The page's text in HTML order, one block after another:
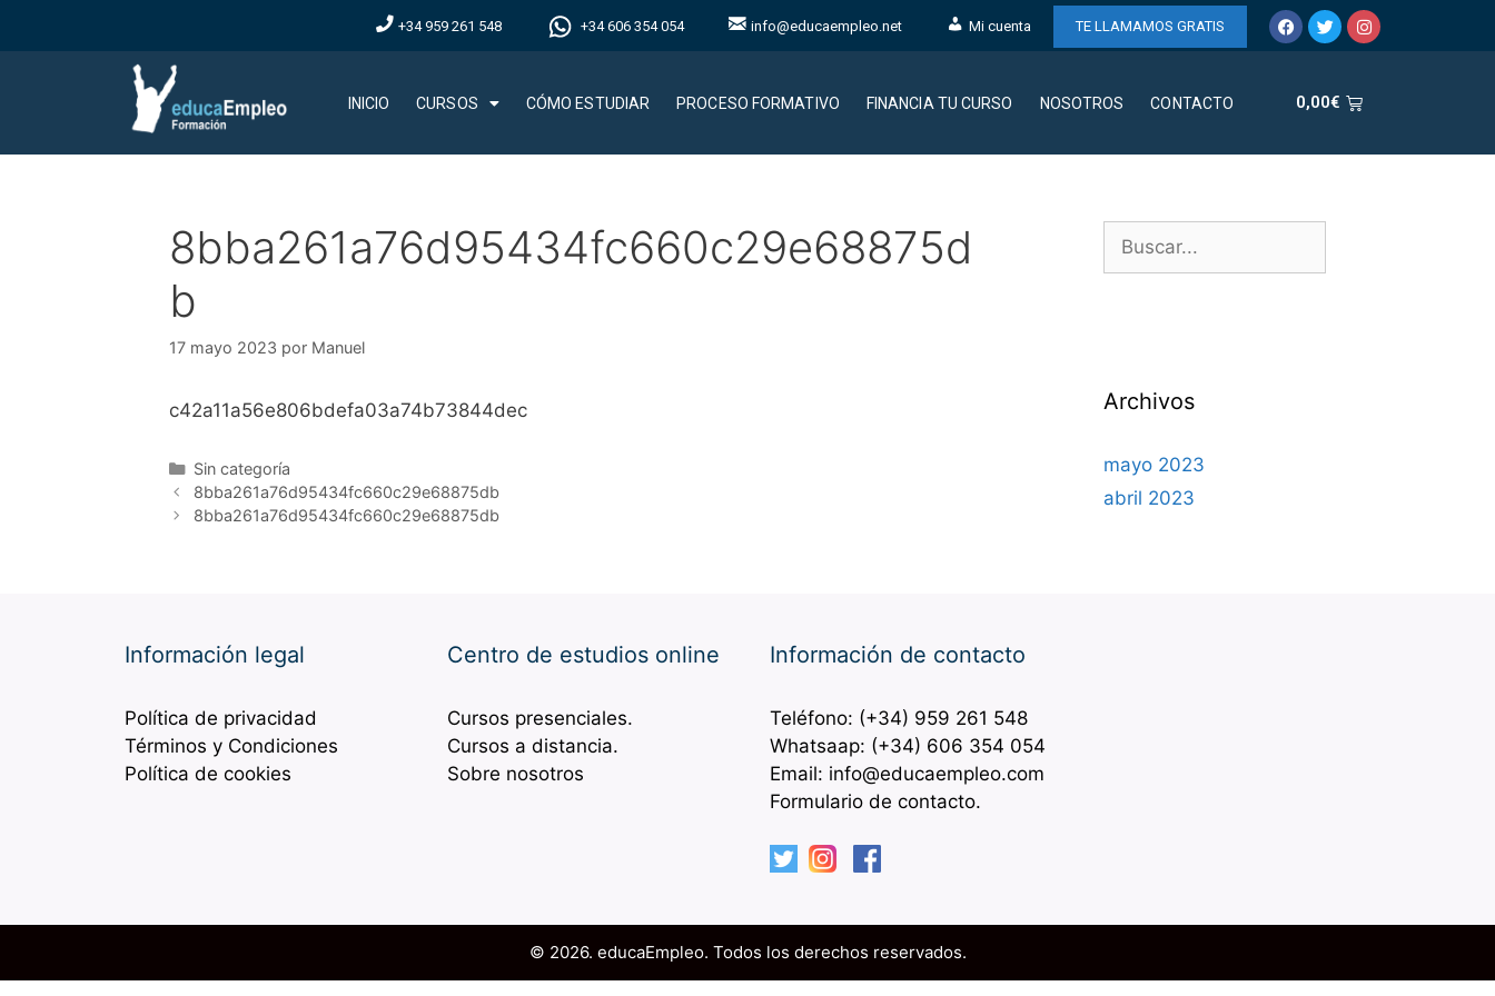
+34 959 261 548 +34 606 354 054 info@educaempleo.net Mi cuenta TE LLAMAMOS GRATIS
INICIO CURSOS CÓMO ESTUDIAR PROCESO FORMATIVO FINANCIA TU CURSO NOSOTROS CONTACTO 0,00€
8bba261a76d95434fc660c29e68875d
b
17 mayo 2023 por Manuel
c42a11a56e806bdefa03a74b73844dec
Sin categoría
8bba261a76d95434fc660c29e68875db
8bba261a76d95434fc660c29e68875db
Archivos
mayo 2023
abril 2023
Información legal
Política de privacidad
Términos y Condiciones
Política de cookies
Centro de estudios online
Cursos presenciales.
Cursos a distancia.
Sobre nosotros
Información de contacto
Teléfono: (+34) 959 261 548
Whatsaap: (+34) 606 354 054
Email: info@educaempleo.com
Formulario de contacto.
© 2026. educaEmpleo. Todos los derechos reservados.